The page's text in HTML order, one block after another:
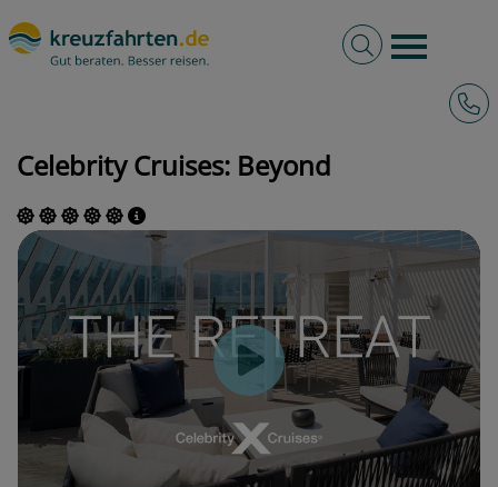
Burger
Volltextsuche
Celebrity Cruises: Beyond